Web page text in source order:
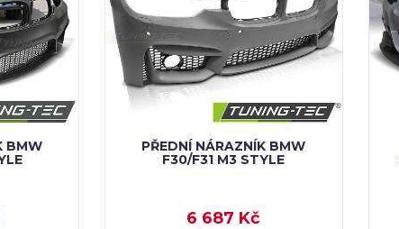
BMW
PŘEDNÍ NÁRAZNÍK BMW
F30/F31 M3 STYLE
6 687 Kč